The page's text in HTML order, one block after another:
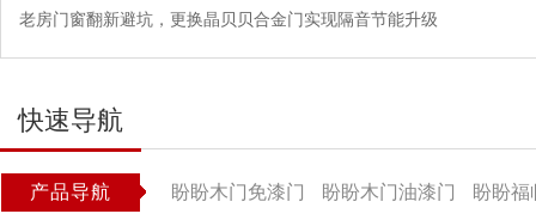
老房门窗翻新避坑，更换晶贝贝合金门实现隔音节能升级
快速导航
产品导航 盼盼木门免漆门 盼盼木门油漆门 盼盼福